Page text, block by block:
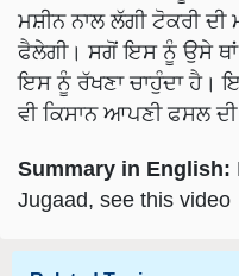
ਫੈਲੇਗੀ। ਸਗੋਂ ਇਸ ਨੂੰ ਉਸੇ ਥਾਂ
ਇਸ ਨੂੰ ਰੱਖਣਾ ਚਾਹੁੰਦਾ ਹੈ।
ਵੀ ਕਿਸਾਨ ਆਪਣੀ ਫਸਲ ਦੀ
Jugaad, see this video